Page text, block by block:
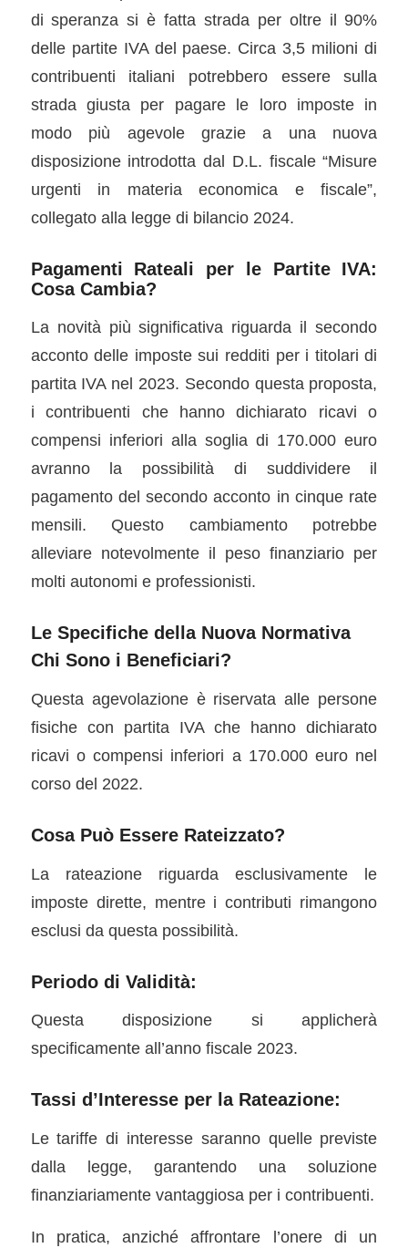
di speranza si è fatta strada per oltre il 90%
delle partite IVA del paese. Circa 3,5 milioni di
contribuenti italiani potrebbero essere sulla
strada giusta per pagare le loro imposte in
modo più agevole grazie a una nuova
disposizione introdotta dal D.L. fiscale “Misure
urgenti in materia economica e fiscale”,
collegato alla legge di bilancio 2024.
Pagamenti Rateali per le Partite IVA:
Cosa Cambia?
La novità più significativa riguarda il secondo
acconto delle imposte sui redditi per i titolari di
partita IVA nel 2023. Secondo questa proposta,
i contribuenti che hanno dichiarato ricavi o
compensi inferiori alla soglia di 170.000 euro
avranno la possibilità di suddividere il
pagamento del secondo acconto in cinque rate
mensili. Questo cambiamento potrebbe
alleviare notevolmente il peso finanziario per
molti autonomi e professionisti.
Le Specifiche della Nuova Normativa
Chi Sono i Beneficiari?
Questa agevolazione è riservata alle persone
fisiche con partita IVA che hanno dichiarato
ricavi o compensi inferiori a 170.000 euro nel
corso del 2022.
Cosa Può Essere Rateizzato?
La rateazione riguarda esclusivamente le
imposte dirette, mentre i contributi rimangono
esclusi da questa possibilità.
Periodo di Validità:
Questa disposizione si applicherà
specificamente all’anno fiscale 2023.
Tassi d’Interesse per la Rateazione:
Le tariffe di interesse saranno quelle previste
dalla legge, garantendo una soluzione
finanziariamente vantaggiosa per i contribuenti.
In pratica, anziché affrontare l’onere di un